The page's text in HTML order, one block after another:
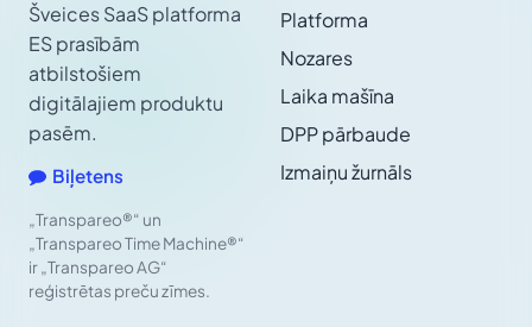
Šveices SaaS platforma
ES prasībām
atbilstošiem
digitālajiem produktu
pasēm.
Biļetens
„Transpareo®“ un
„Transpareo Time Machine®“
ir „Transpareo AG“
reģistrētas preču zīmes.
Platforma
Nozares
Laika mašīna
DPP pārbaude
Izmaiņu žurnāls